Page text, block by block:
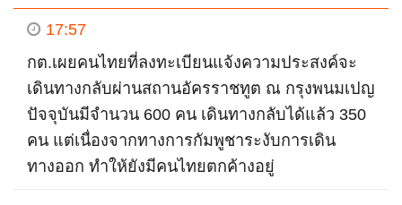
17:57
กต.เผยคนไทยที่ลงทะเบียนแจ้งความประสงค์จะ
เดินทางกลับผ่านสถานอัครราชทูต ณ กรุงพนมเปญ
ปัจจุบันมีจำนวน 600 คน เดินทางกลับได้แล้ว 350
คน แต่เนื่องจากทางการกัมพูชาระงับการเดิน
ทางออก ทำให้ยังมีคนไทยตกค้างอยู่